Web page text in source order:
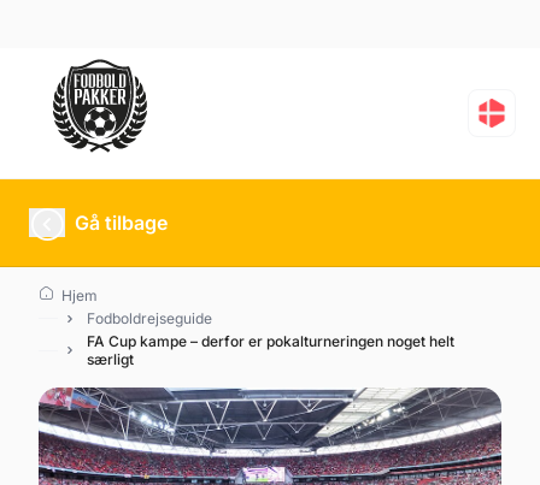
Gå tilbage
Hjem
Fodboldrejseguide
FA Cup kampe – derfor er pokalturneringen noget helt
særligt